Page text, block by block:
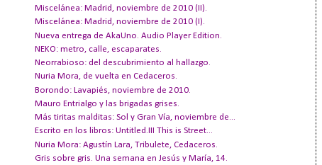
Miscelánea: Madrid, noviembre de 2010 (II).
Miscelánea: Madrid, noviembre de 2010 (I).
Nueva entrega de AkaUno. Audio Player Edition.
NEKO: metro, calle, escaparates.
Neorrabioso: del descubrimiento al hallazgo.
Nuria Mora, de vuelta en Cedaceros.
Borondo: Lavapiés, noviembre de 2010.
Mauro Entrialgo y las brigadas grises.
Más tiritas malditas: Sol y Gran Vía, noviembre de...
Escrito en los libros: Untitled.III This is Street...
Nuria Mora: Agustín Lara, Tribulete, Cedaceros.
Gris sobre gris. Una semana en Jesús y María, 14.